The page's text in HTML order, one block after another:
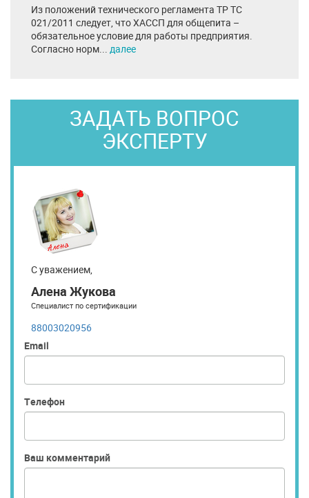
Из положений технического регламента ТР ТС
021/2011 следует, что ХАССП для общепита –
обязательное условие для работы предприятия.
Согласно норм... далее
ЗАДАТЬ ВОПРОС
ЭКСПЕРТУ
С уважением,
Алена Жукова
Специалист по сертификации
88003020956
Email
Телефон
Ваш комментарий